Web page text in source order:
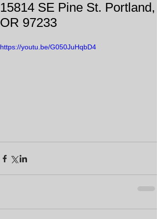
15814 SE Pine St. Portland,
OR 97233
https://youtu.be/G050JuHqbD4